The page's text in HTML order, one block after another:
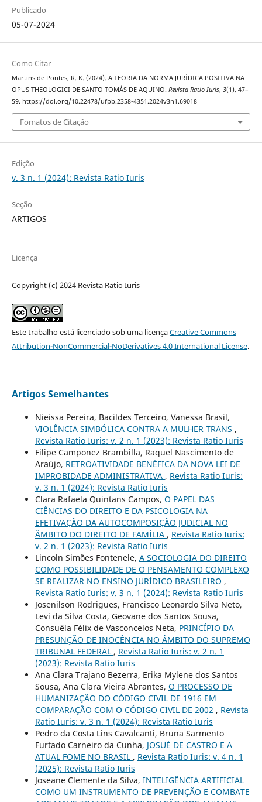
Publicado
05-07-2024
Como Citar
Martins de Pontes, R. K. (2024). A TEORIA DA NORMA JURÍDICA POSITIVA NA
OPUS THEOLOGICI DE SANTO TOMÁS DE AQUINO. Revista Ratio Iuris, 3(1), 47–
59. https://doi.org/10.22478/ufpb.2358-4351.2024v3n1.69018
Fomatos de Citação
Edição
v. 3 n. 1 (2024): Revista Ratio Iuris
Seção
ARTIGOS
Licença
Copyright (c) 2024 Revista Ratio Iuris
Este trabalho está licenciado sob uma licençaCreative Commons
Attribution-NonCommercial-NoDerivatives 4.0 International License.
Artigos Semelhantes
Nieissa Pereira, Bacildes Terceiro, Vanessa Brasil,
VIOLÊNCIA SIMBÓLICA CONTRA A MULHER TRANS ,
Revista Ratio Iuris: v. 2 n. 1 (2023): Revista Ratio Iuris
Filipe Camponez Brambilla, Raquel Nascimento de
Araújo, RETROATIVIDADE BENÉFICA DA NOVA LEI DE
IMPROBIDADE ADMINISTRATIVA , Revista Ratio Iuris:
v. 3 n. 1 (2024): Revista Ratio Iuris
Clara Rafaela Quintans Campos, O PAPEL DAS
CIÊNCIAS DO DIREITO E DA PSICOLOGIA NA
EFETIVAÇÃO DA AUTOCOMPOSIÇÃO JUDICIAL NO
ÂMBITO DO DIREITO DE FAMÍLIA , Revista Ratio Iuris:
v. 2 n. 1 (2023): Revista Ratio Iuris
Lincoln Simões Fontenele, A SOCIOLOGIA DO DIREITO
COMO POSSIBILIDADE DE O PENSAMENTO COMPLEXO
SE REALIZAR NO ENSINO JURÍDICO BRASILEIRO ,
Revista Ratio Iuris: v. 3 n. 1 (2024): Revista Ratio Iuris
Josenilson Rodrigues, Francisco Leonardo Silva Neto,
Levi da Silva Costa, Geovane dos Santos Sousa,
Consuêla Félix de Vasconcelos Neta, PRINCÍPIO DA
PRESUNÇÃO DE INOCÊNCIA NO ÂMBITO DO SUPREMO
TRIBUNAL FEDERAL , Revista Ratio Iuris: v. 2 n. 1
(2023): Revista Ratio Iuris
Ana Clara Trajano Bezerra, Erika Mylene dos Santos
Sousa, Ana Clara Vieira Abrantes, O PROCESSO DE
HUMANIZAÇÃO DO CÓDIGO CIVIL DE 1916 EM
COMPARAÇÃO COM O CÓDIGO CIVIL DE 2002 , Revista
Ratio Iuris: v. 3 n. 1 (2024): Revista Ratio Iuris
Pedro da Costa Lins Cavalcanti, Bruna Sarmento
Furtado Carneiro da Cunha, JOSUÉ DE CASTRO E A
ATUAL FOME NO BRASIL , Revista Ratio Iuris: v. 4 n. 1
(2025): Revista Ratio Iuris
Joseane Clemente da Silva, INTELIGÊNCIA ARTIFICIAL
COMO UM INSTRUMENTO DE PREVENÇÃO E COMBATE